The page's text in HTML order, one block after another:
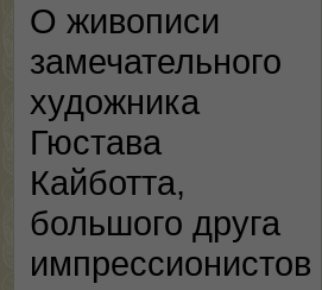
О живописи
замечательного
художника
Гюстава
Кайботта,
большого друга
импрессионистов